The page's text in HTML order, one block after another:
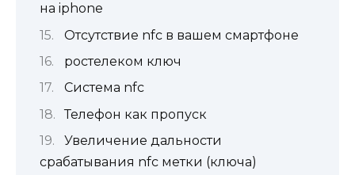
на iphone
Отсутствие nfc в вашем смартфоне
‎ростелеком ключ
Система nfc
Телефон как пропуск
Увеличение дальности
срабатывания nfc метки (ключа)